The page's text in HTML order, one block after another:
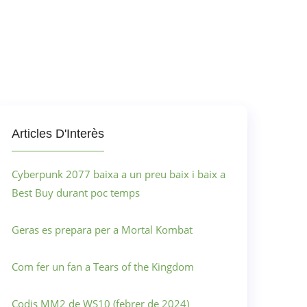
Articles D'Interès
Cyberpunk 2077 baixa a un preu baix i baix a
Best Buy durant poc temps
Geras es prepara per a Mortal Kombat
Com fer un fan a Tears of the Kingdom
Codis MM2 de WS10 (febrer de 2024)